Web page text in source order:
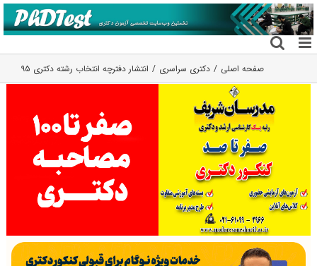
رفتن
به
محتوا
صفحه اصلی دکتری سراسری انتشار دفترچه انتخاب رشته دکتری ۹۵